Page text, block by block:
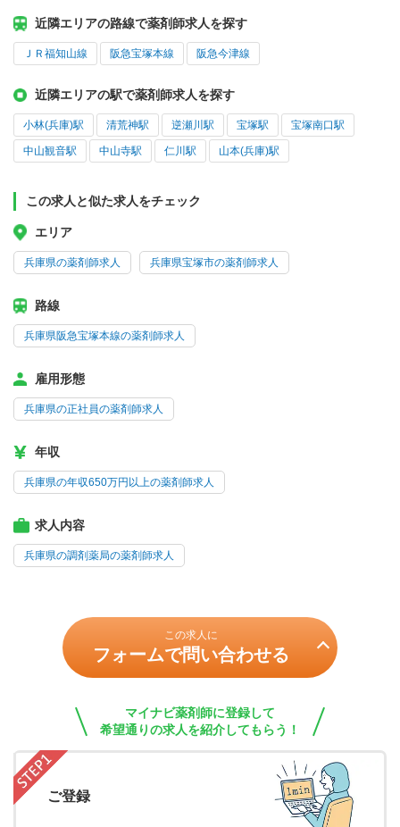
近隣エリアの路線で薬剤師求人を探す
ＪＲ福知山線 阪急宝塚本線 阪急今津線
近隣エリアの駅で薬剤師求人を探す
小林(兵庫)駅 清荒神駅 逆瀬川駅 宝塚駅 宝塚南口駅
中山観音駅 中山寺駅 仁川駅 山本(兵庫)駅
この求人と似た求人をチェック
エリア
兵庫県の薬剤師求人 兵庫県宝塚市の薬剤師求人
路線
兵庫県阪急宝塚本線の薬剤師求人
雇用形態
兵庫県の正社員の薬剤師求人
年収
兵庫県の年収650万円以上の薬剤師求人
求人内容
兵庫県の調剤薬局の薬剤師求人
この求人に
フォームで問い合わせる
マイナビ薬剤師に登録して
希望通りの求人を紹介してもらう！
ご登録